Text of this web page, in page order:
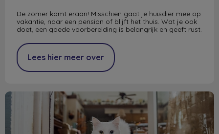
De zomer komt eraan! Misschien gaat je huisdier mee op
vakantie, naar een pension of blijft het thuis. Wat je ook
doet, een goede voorbereiding is belangrijk en geeft rust.
Lees hier meer over
Verzekering